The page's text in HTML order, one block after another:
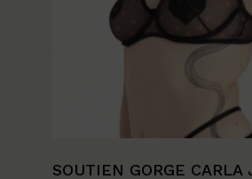
SOUTIEN GORGE CARLA